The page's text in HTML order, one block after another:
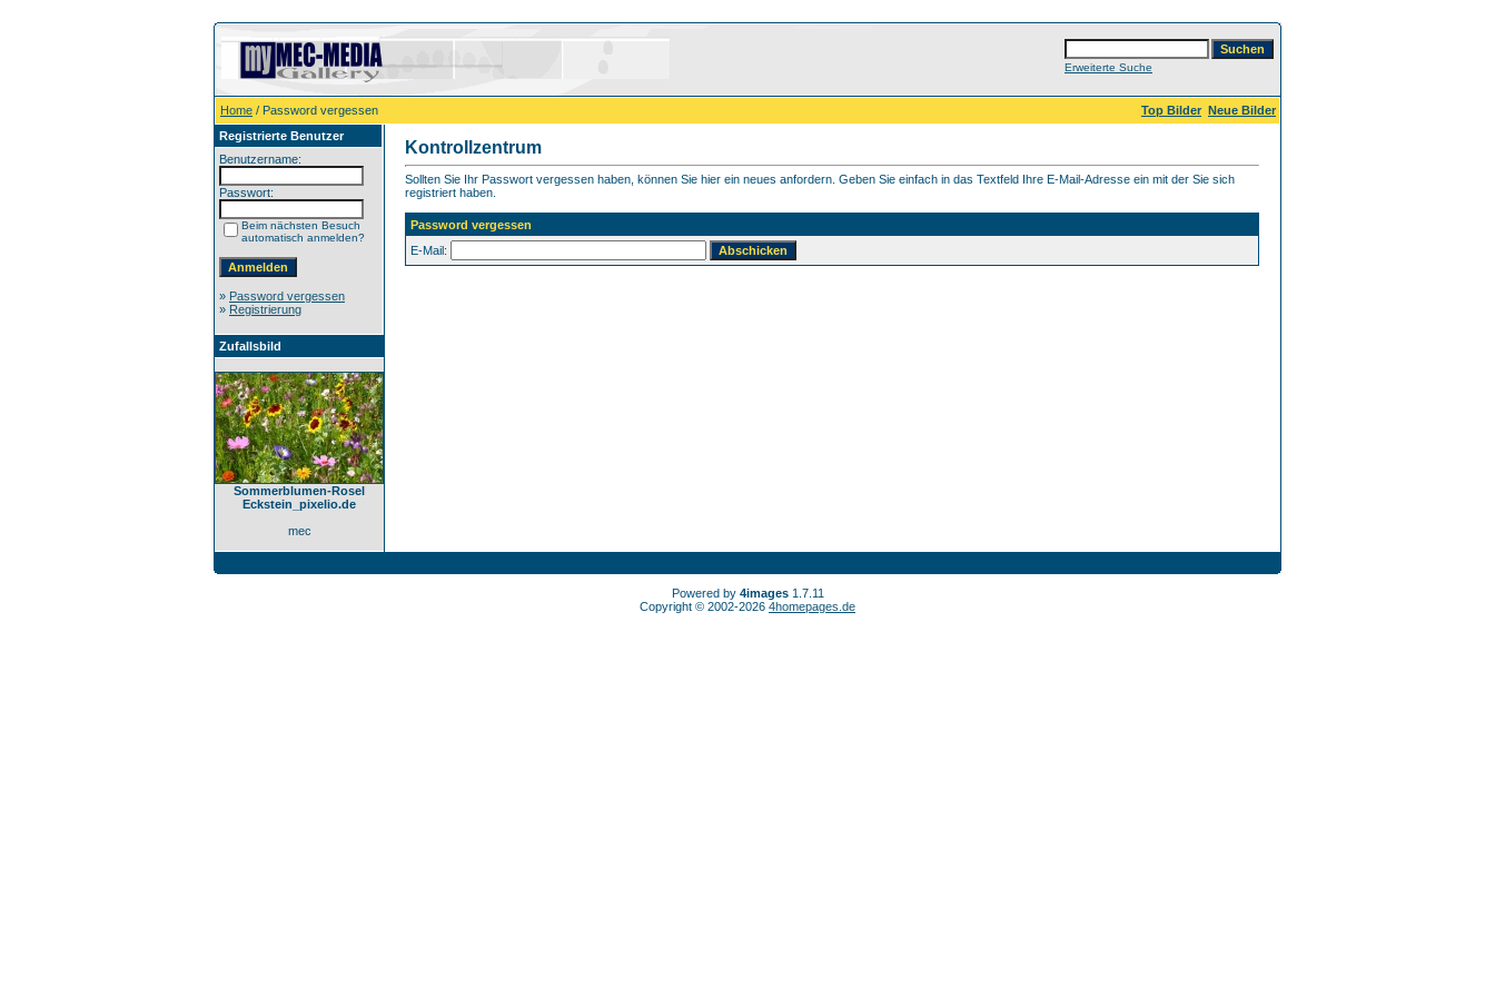
Erweiterte Suche
Home / Password vergessen Top Bilder Neue Bilder
Registrierte Benutzer
Benutzername:
Passwort:
Beim nächsten Besuch
automatisch anmelden?
» Password vergessen
» Registrierung
Zufallsbild
Sommerblumen-Rosel
Eckstein_pixelio.de
mec
Kontrollzentrum
Sollten Sie Ihr Passwort vergessen haben, können Sie hier ein neues anfordern. Geben Sie einfach in das Textfeld Ihre E-Mail-Adresse ein mit der Sie sich
registriert haben.
Password vergessen
E-Mail:
Powered by 4images1.7.11
Copyright © 2002-2026 4homepages.de